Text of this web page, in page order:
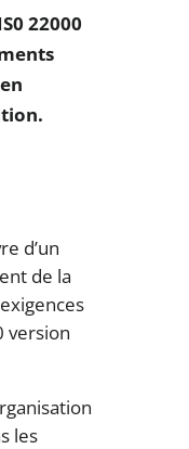
22000
d’un
de la
version
les